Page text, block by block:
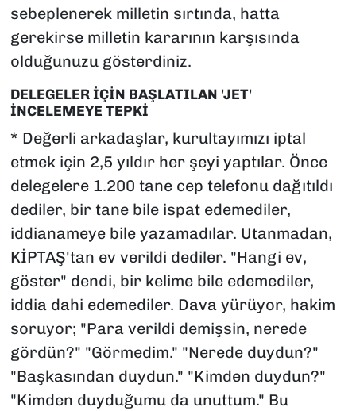
sebeplenerek milletin sırtında, hatta
gerekirse milletin kararının karşısında
olduğunuzu gösterdiniz.
DELEGELER İÇİN BAŞLATILAN 'JET'
İNCELEMEYE TEPKİ
* Değerli arkadaşlar, kurultayımızı iptal
etmek için 2,5 yıldır her şeyi yaptılar. Önce
delegelere 1.200 tane cep telefonu dağıtıldı
dediler, bir tane bile ispat edemediler,
iddianameye bile yazamadılar. Utanmadan,
KİPTAŞ'tan ev verildi dediler. "Hangi ev,
göster" dendi, bir kelime bile edemediler,
iddia dahi edemediler. Dava yürüyor, hakim
soruyor; "Para verildi demişsin, nerede
gördün?" "Görmedim." "Nerede duydun?"
"Başkasından duydun." "Kimden duydun?"
"Kimden duyduğumu da unuttum." Bu